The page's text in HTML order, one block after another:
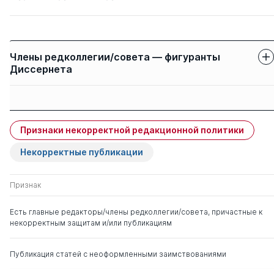
Члены редколлегии/совета — фигуранты
Диссернета
Альбицкий Валерий
Юрьевич
д. мед. н. 0 2
Бакулев Андрей
Леонидович
Лобзин Юрий
Владимирович
д. мед. н.
Признаки некорректной редакционной политики
Некорректные публикации
Признак
Есть главные редакторы/члены редколлегии/совета, причастные к
некорректным защитам и/или публикациям
Публикация статей с неоформленными заимствованиями